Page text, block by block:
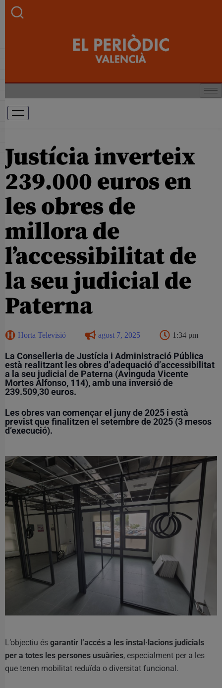
Justícia inverteix
239.000 euros en
les obres de
millora de
l’accessibilitat de
la seu judicial de
Paterna
Horta Televisió agost 7, 2025 1:34 pm
La Conselleria de Justícia i Administració Pública
està realitzant les obres d’adequació d’accessibilitat
a la seu judicial de Paterna (Avinguda Vicente
Mortes Alfonso, 114), amb una inversió de
239.509,30 euros.
Les obres van començar el juny de 2025 i està
previst que finalitzen el setembre de 2025 (3 mesos
d’execució).
L’objectiu és garantir l’accés a les instal·lacions judicials
per a totes les persones usuàries, especialment per a les
que tenen mobilitat reduïda o diversitat funcional.